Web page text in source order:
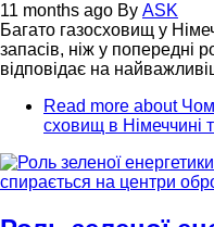
11 months ago By ASK
Багато газосховищ у
запасів, ніж у попередні
відповідає на
Read more about
сховищ в Німеччині